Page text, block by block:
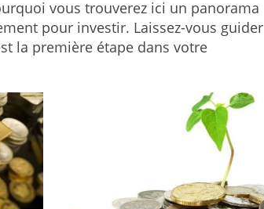
vous trouverez ici un panorama
pour investir. Laissez-vous guider
la première étape dans votre